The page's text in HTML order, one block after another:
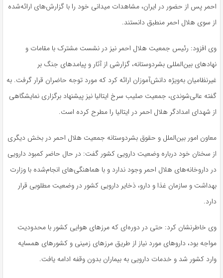
احمر پس از حضور در ایران، مشاهدات میدانی خود را با گزارش‌های ارائه‌شده
از سوی هلال احمر منطبق دانستند.
وی افزود: رئیس جمعیت هلال احمر نیز در نشست مشترک با مقامات و
نهادهای بین‌المللی بشردوستانه، گزارشی از آثار و پیامدهای جنگ بر
غیرنظامیان به‌ویژه دانش‌آموزان ارائه کرد که مورد توجه حاضران قرار گرفت. به
گفته عالی‌شوندی، جمعیت صلیب سرخ ایتالیا نیز پیشنهاد برگزاری نمایشگاهی
از شهدای امدادگر هلال احمر در ایتالیا را مطرح کرده است.
معاون امور بین‌الملل و حقوق بشردوستانه جمعیت هلال احمر در بخش دیگری
از سخنان خود درباره وضعیت دارویی کشور گفت: در حال حاضر کمبود دارویی
در داروخانه‌های هلال احمر وجود ندارد و با هماهنگی‌های انجام‌شده با وزارت
بهداشت و سازمان غذا و دارو، ذخایر دارویی کشور در وضعیت مطلوبی قرار
دارد.
وی خاطرنشان کرد: حتی در دوره‌ای که مرزهای هوایی کشور با محدودیت
مواجه بود، داروهای مورد نیاز از طریق مرزهای زمینی و کشورهای همسایه
وارد کشور شد و خدمات دارویی به بیماران بدون وقفه ادامه یافت.